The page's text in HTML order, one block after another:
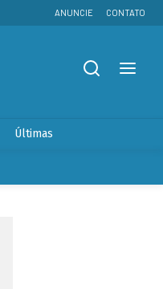
ANUNCIE CONTATO
Últimas